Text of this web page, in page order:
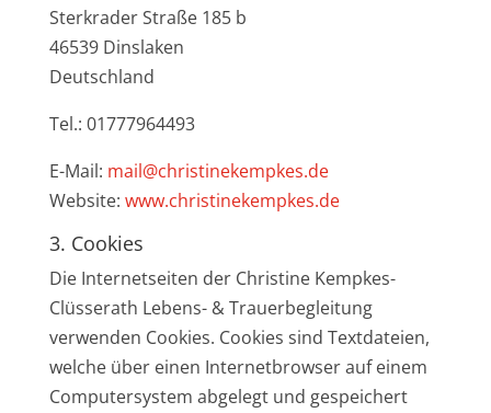
Sterkrader Straße 185 b
46539 Dinslaken
Deutschland
Tel.: 01777964493
E-Mail: mail@christinekempkes.de
Website: www.christinekempkes.de
3. Cookies
Die Internetseiten der Christine Kempkes-
Clüsserath Lebens- & Trauerbegleitung
verwenden Cookies. Cookies sind Textdateien,
welche über einen Internetbrowser auf einem
Computersystem abgelegt und gespeichert